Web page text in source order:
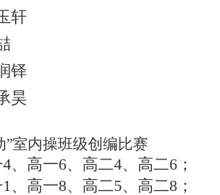
轩
铎
昊
”室内操班级创编比赛
、高一6、高二4、高二6；
、高一8、高二5、高二8；